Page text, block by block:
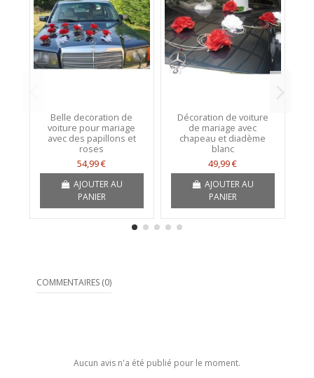
Belle decoration de
voiture pour mariage
avec des papillons et
roses
54,99 €
AJOUTER AU
PANIER
Décoration de voiture
de mariage avec
chapeau et diadème
blanc
49,99 €
AJOUTER AU
PANIER
COMMENTAIRES (0)
Aucun avis n'a été publié pour le moment.